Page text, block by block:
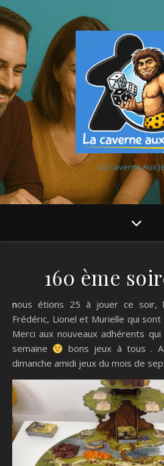
La Caverne Aux
160 ème
nous étions 25 à jouer ce soir, bienvenue à Delphine,
Frédéric, Lionel et Murielle qui
Merci aux nouveaux adhérents
semaine
bons jeux à tous .
dimanche amidi jeux du mois de